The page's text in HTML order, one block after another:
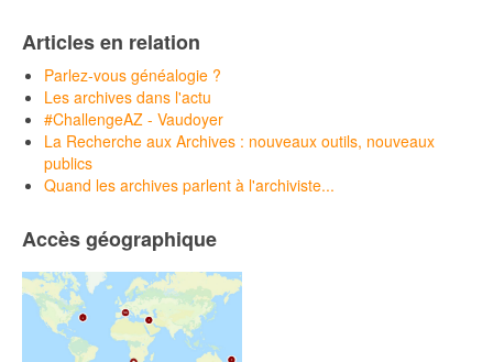
Articles en relation
Parlez-vous généalogie ?
Les archives dans l'actu
#ChallengeAZ - Vaudoyer
La Recherche aux Archives : nouveaux outils, nouveaux
publics
Quand les archives parlent à l'archiviste...
Accès géographique